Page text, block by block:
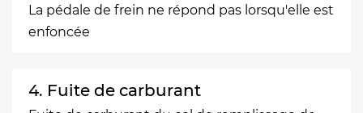
La pédale de frein ne répond pas lorsqu'elle est
enfoncée
4. Fuite de carburant